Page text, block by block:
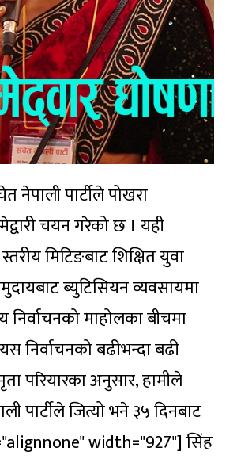
पार्टीले पोखरा
चयन गरेको छ । यही
मिटिङबाट शिक्षित युवा
ब्युटिसियन व्यवसायमा
माहोलका बीचमा
निर्वाचनको बढीभन्दा बढी
परियारका अनुसार, हामीले
पार्टीले जित्यो भने ३५ दिनबाट
width="927"]सिंह